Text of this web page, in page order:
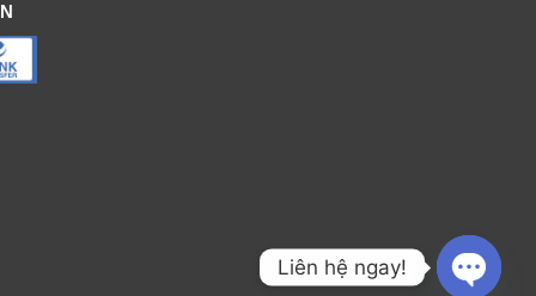
Liên hệ ngay!